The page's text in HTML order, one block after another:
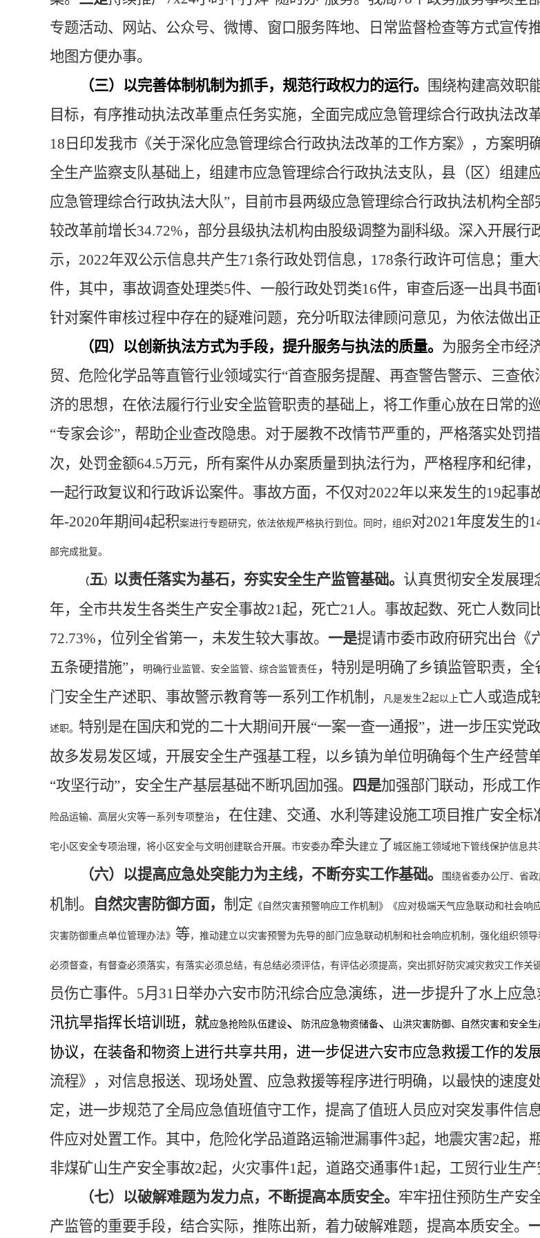
专题活动、网站、公众号、微博、窗口服务阵地、日常监督检查等方式宣传
地图方便办事。
（三）以完善体制机制为抓手，规范行政权力的运行。
围绕构建高效职
目标，有序推动执法改革重点任务实施，全面完成应急管理综合行政执法改革
18日印发我市《关于深化应急管理综合行政执法改革的工作方案》， 方案明
全生产监察支队基础上，组建市应急管理综合行政执法支队，县（区）组建
应急管理综合行政执法大队”，目前市县两级应急管理综合行政执法机构全
较改革前增长34.72%，部分县级执法机构由股级调整为副科级。深入开展行
示， 2022年双公示信息共产生71条行政处罚信息， 178条行政许可信息；重
件，其中，事故调查处理类5件、一般行政处罚类16件，审查后逐一出具书
针对案件审核过程中存在的疑难问题，充分听取法律顾问意见，为依法做出
（四）以创新执法方式为手段，提升服务与执法的质量。 为服务全市经
贸、 危险化学品等直管行业领域实行“首查服务提醒、再查警告警示、三查依
济的思想，在依法履行行业安全监管职责的基础上， 将工作重心放在日常的
“专家会诊”，帮助企业查改隐患。 对于屡教不改情节严重的，严格落实处罚
次，处罚金额64.5万元，所有案件从办案质量到执法行为，严格程序和纪律
一起行政复议和行政诉讼案件。事故方面， 不仅对2022年以来发生的19起事
年-2020年期间4起积案进行专题研究，依法依规严格执行到位。同时，组织对2021年度发生的
部完成批复。
（五） 以责任落实为基石，夯实安全生产监管基础。 认真贯彻安全发展理
年，全市共发生各类生产安全事故21起，死亡21人。事故起数、死亡人数同
72.73%，位列全省第一，未发生较大事故。 一是提请市委市政府研究出台《
五条硬措施”，
明确行业监管、安全监管、综合监管责任 ，特别是明确了乡镇监管职责，全
门安全生产述职、事故警示教育等一系列工作机制，
凡是发生2起以上亡人或造成
述职。 特别是在国庆和党的二十大期间开展“一案一查一通报”，进一步压实党
故多发易发区域， 开展安全生产强基工程，以乡镇为单位明确每个生产经营
“攻坚行动”， 安全生产基层基础不断巩固加强。 四是加强部门联动， 形成工作
险品运输、高层火灾等一系列专项整治 ，在住建、交通、水利等建设施工项目推广安全标
宅小区安全专项治理，将小区安全与文明创建联合开展。市安委办牵头建立 了城区施工领域地下管线保护信息共
（六）以提高应急处突能力为主线，不断夯实工作基础。 围绕省委办公厅、省
机制。
自然灾害防御方面， 制 定 《自然灾害预警响应工作机制》《应对极端天气应急联动和社会
灾害防御重点单位管理办法》 等，推动建立以灾害预警为先导的部门应急联动机制和社会响应机制，强化组织领
必须督查，有督查必须落实，有落实必须总结，有总结必须评估，有评估必须提高，突出抓好防灾减灾救灾工作关
员伤亡事件。 5月31日举办六安市防汛综合应急演练，进一步提升了水上应急
汛抗旱指挥长培训班，就应急抢险队伍建设、 防汛应急物资储备、 山洪灾害防御、自然灾害和安全
协议，在装备和物资上进行共享共用，进一步促进六安市应急救援工作的发展
流程》，对信息报送、现场处置、应急救援等程序进行明确，以最快的速度
定，进一步规范了全局应急值班值守工作，提高了值班人员应对突发事件信
件应对处置工作。其中，危险化学品道路运输泄漏事件3起，地震灾害2起，
非煤矿山生产安全事故2起，火灾事件1起，道路交通事件1起，工贸行业生产
（七）以破解难题为发力点，不断提高本质安全。 牢牢扭住预防生产安
产监管的重要手段，结合实际，推陈出新，着力破解难题，提高本质安全。